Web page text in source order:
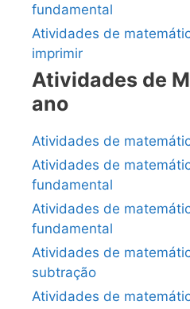
fundamental
Atividades de
imprimir
Atividades de
ano
Atividades de
Atividades de
fundamental
Atividades de
fundamental
Atividades de
subtração
Atividades de